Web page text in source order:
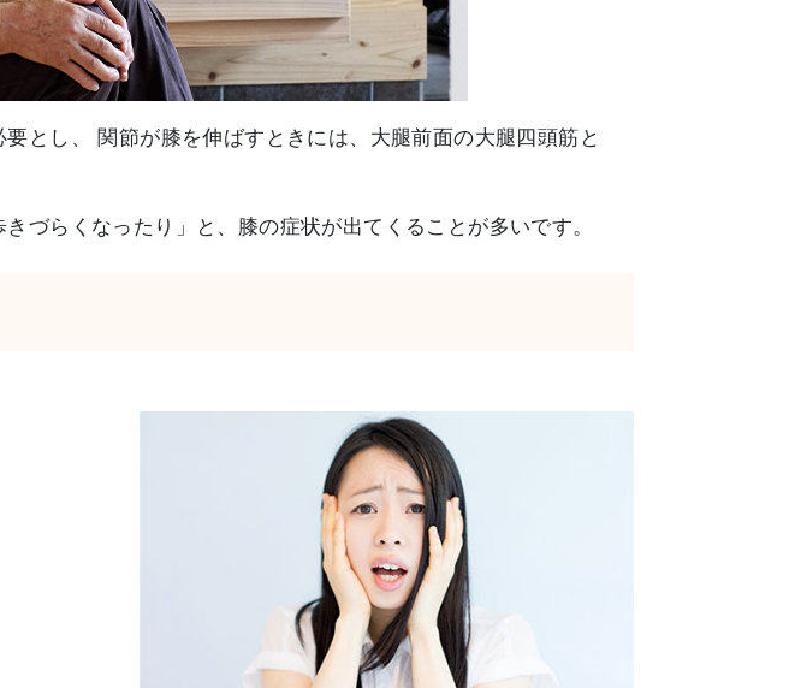
とし、 関節が膝を伸ばすときには、大腿前面の大腿四頭筋と
づらくなったり」と、膝の症状が出てくることが多いです。